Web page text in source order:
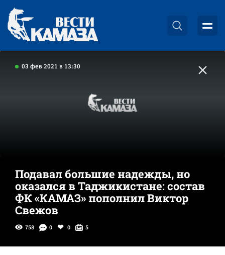
03 фев 2021 в 13:30
Подавал большие надежды, но
оказался в Таджикистане: состав
ФК «КАМАЗ» пополнил Виктор
Свежов
758 0 0 5